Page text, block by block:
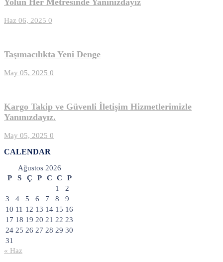
Yolun Her Metresinde Yanınızdayız
Haz 06, 2025 0
Taşımacılıkta Yeni Denge
May 05, 2025 0
Kargo Takip ve Güvenli İletişim Hizmetlerimizle
Yanınızdayız.
May 05, 2025 0
CALENDAR
Ağustos 2026
P
S Ç P C C
P
1
2
3
4 5 6 7 8
9
10 11 12 13 14 15 16
17 18 19 20 21 22 23
24 25 26 27 28 29 30
31
« Haz